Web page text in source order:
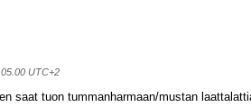
UTC+2
saat tuon tummanharmaan/mustan